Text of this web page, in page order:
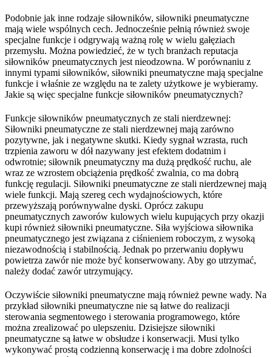
Podobnie jak inne rodzaje siłowników, siłowniki pneumatyczne
mają wiele wspólnych cech. Jednocześnie pełnią również swoje
specjalne funkcje i odgrywają ważną rolę w wielu gałęziach
przemysłu. Można powiedzieć, że w tych branżach reputacja
siłowników pneumatycznych jest nieodzowna. W porównaniu z
innymi typami siłowników, siłowniki pneumatyczne mają specjalne
funkcje i właśnie ze względu na te zalety użytkowe je wybieramy.
Jakie są więc specjalne funkcje siłowników pneumatycznych?
Funkcje siłowników pneumatycznych ze stali nierdzewnej:
Siłowniki pneumatyczne ze stali nierdzewnej mają zarówno
pozytywne, jak i negatywne skutki. Kiedy sygnał wzrasta, ruch
trzpienia zaworu w dół nazywany jest efektem dodatnim i
odwrotnie; siłownik pneumatyczny ma dużą prędkość ruchu, ale
wraz ze wzrostem obciążenia prędkość zwalnia, co ma dobrą
funkcję regulacji. Siłowniki pneumatyczne ze stali nierdzewnej mają
wiele funkcji. Mają szereg cech wydajnościowych, które
przewyższają porównywalne dyski. Oprócz zakupu
pneumatycznych zaworów kulowych wielu kupujących przy okazji
kupi również siłowniki pneumatyczne. Siła wyjściowa siłownika
pneumatycznego jest związana z ciśnieniem roboczym, z wysoką
niezawodnością i stabilnością. Jednak po przerwaniu dopływu
powietrza zawór nie może być konserwowany. Aby go utrzymać,
należy dodać zawór utrzymujący.
Oczywiście siłowniki pneumatyczne mają również pewne wady. Na
przykład siłowniki pneumatyczne nie są łatwe do realizacji
sterowania segmentowego i sterowania programowego, które
można zrealizować po ulepszeniu. Dzisiejsze siłowniki
pneumatyczne są łatwe w obsłudze i konserwacji. Musi tylko
wykonywać prostą codzienną konserwację i ma dobre zdolności